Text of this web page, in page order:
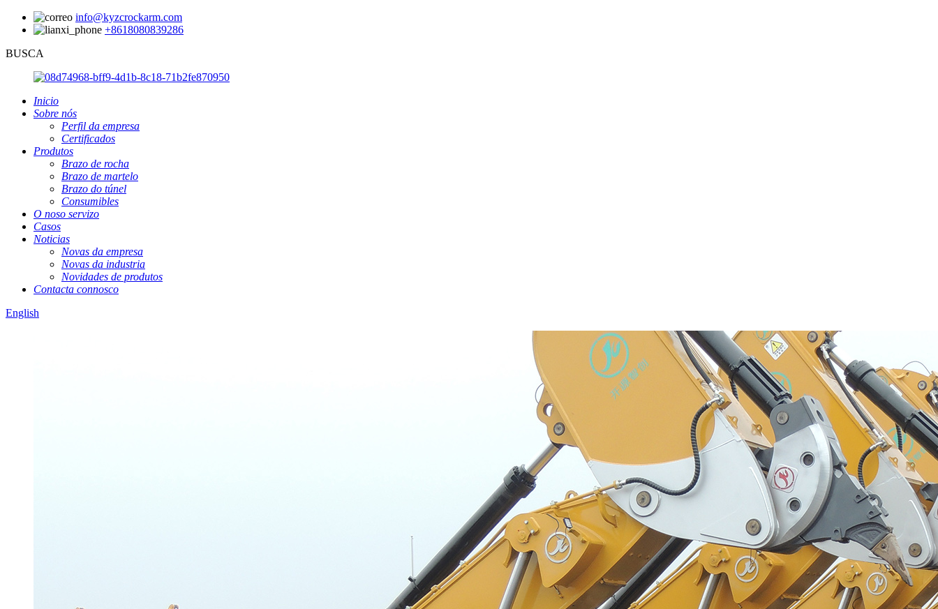
info@kyzcrockarm.com
+8618080839286
BUSCA
Inicio
Sobre nós
Perfil da empresa
Certificados
Produtos
Brazo de rocha
Brazo de martelo
Brazo do túnel
Consumibles
O noso servizo
Casos
Noticias
Novas da empresa
Novas da industria
Novidades de produtos
Contacta connosco
English